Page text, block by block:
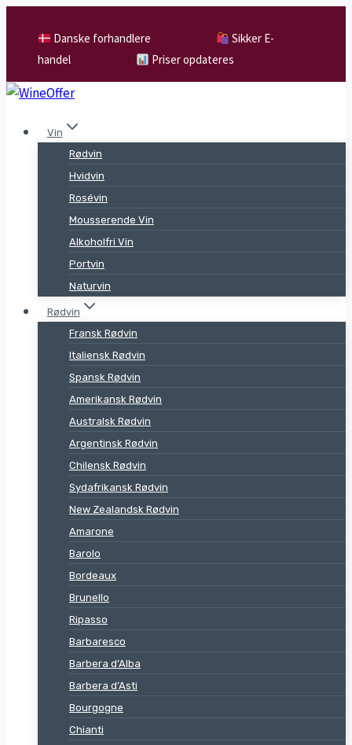
content
Danske forhandlere
Sikker E-
handel
Priser opdateres
Vin
Rødvin
Hvidvin
Rosévin
Mousserende Vin
Alkoholfri Vin
Portvin
Naturvin
Rødvin
Fransk Rødvin
Italiensk Rødvin
Spansk Rødvin
Amerikansk Rødvin
Australsk Rødvin
Argentinsk Rødvin
Chilensk Rødvin
Sydafrikansk Rødvin
New Zealandsk Rødvin
Amarone
Barolo
Bordeaux
Brunello
Ripasso
Barbaresco
Barbera d’Alba
Barbera d’Asti
Bourgogne
Chianti